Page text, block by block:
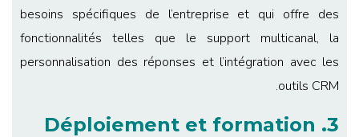
besoins spécifiques de l’entreprise et qui offre des
fonctionnalités telles que le support multicanal, la
personnalisation des réponses et l’intégration avec les
outils CRM.
3. Déploiement et formation